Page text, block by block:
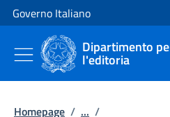
Vai al contenuto
Vai alla navigazione del sito
Governo Italiano
Dipartimento
l'editoria
Homepage / ... /